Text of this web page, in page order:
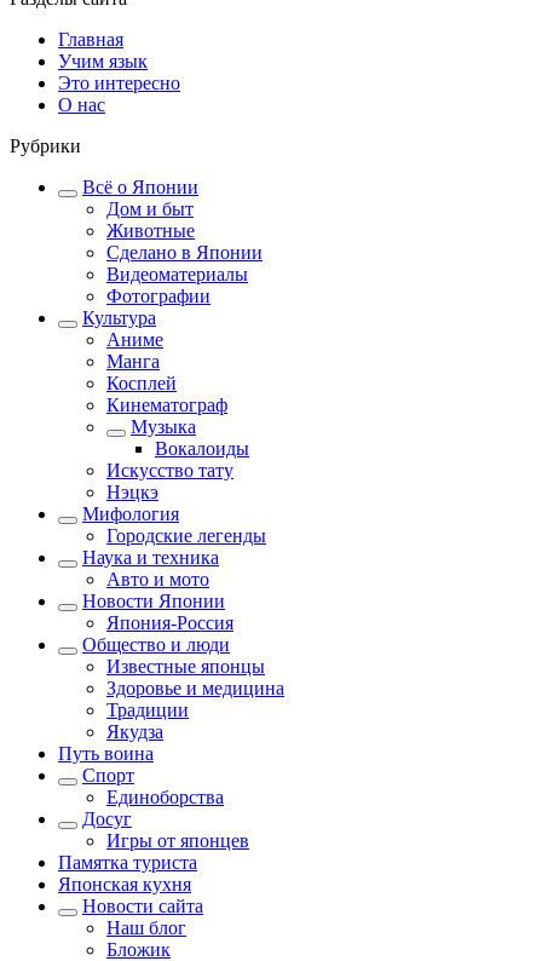
Главная
Учим язык
Это интересно
О нас
Рубрики
Всё о Японии
Дом и быт
Животные
Сделано в Японии
Видеоматериалы
Фотографии
Культура
Аниме
Манга
Косплей
Кинематограф
Музыка
Вокалоиды
Искусство тату
Нэцкэ
Мифология
Городские легенды
Наука и техника
Авто и мото
Новости Японии
Япония-Россия
Общество и люди
Известные японцы
Здоровье и медицина
Традиции
Якудза
Путь воина
Спорт
Единоборства
Досуг
Игры от японцев
Памятка туриста
Японская кухня
Новости сайта
Наш блог
Бложик